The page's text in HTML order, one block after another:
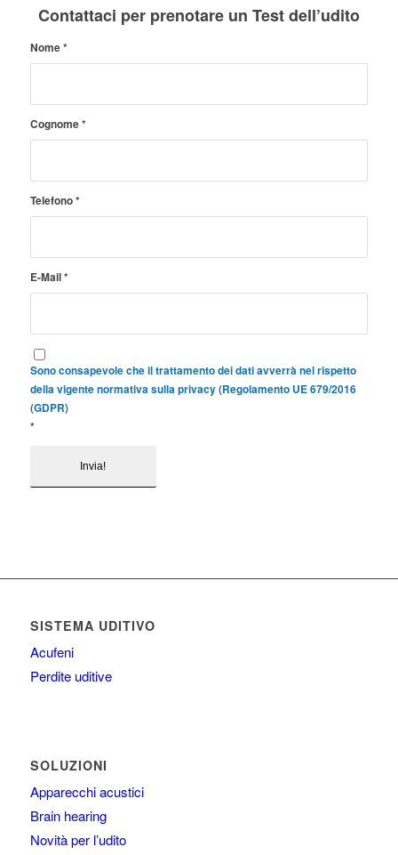
Contattaci per prenotare un Test dell’udito
Nome*
Cognome*
Telefono*
E-Mail*
Sono consapevole che il trattamento dei dati avverrà nel rispetto
della vigente normativa sulla privacy (Regolamento UE 679/2016
(GDPR)
*
SISTEMA UDITIVO
Acufeni
Perdite uditive
SOLUZIONI
Apparecchi acustici
Brain hearing
Novità per l’udito